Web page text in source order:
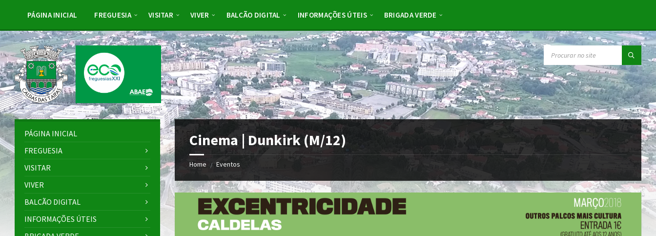
sidebar
PÁGINA INICIAL FREGUESIA VISITAR VIVER BALCÃO DIGITAL INFORMAÇÕES ÚTEIS BRIGADA VERDE
SEARCH:
Cinema | Dunkirk (M/12)
Home / Eventos
PÁGINA INICIAL
FREGUESIA
VISITAR
VIVER
BALCÃO DIGITAL
INFORMAÇÕES ÚTEIS